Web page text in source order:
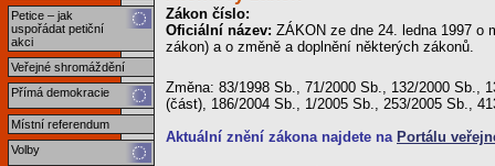
Petice – jak
uspořádat petiční
akci
Veřejné shromáždění
Přímá demokracie
Místní referendum
Volby
Zákon číslo:
Oficiální název: ZÁKON ze dne 24. ledna 1997 o
zákon) a o změně a doplnění některých zákonů.
Změna: 83/1998 Sb., 71/2000 Sb., 132/2000 Sb.,
(část), 186/2004 Sb., 1/2005 Sb., 253/2005 Sb.,
Aktuální znění zákona najdete na Portálu